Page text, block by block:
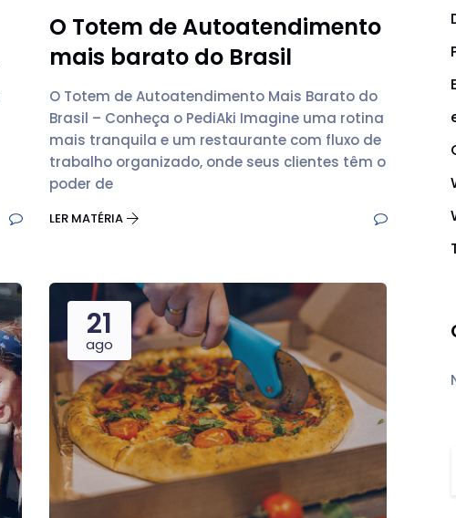
O Totem de Autoatendimento
mais barato do Brasil
O Totem de Autoatendimento Mais Barato do
Brasil – Conheça o PediAki Imagine uma rotina
mais tranquila e um restaurante com fluxo de
trabalho organizado, onde seus clientes têm o
poder de
LER MATÉRIA
21
ago